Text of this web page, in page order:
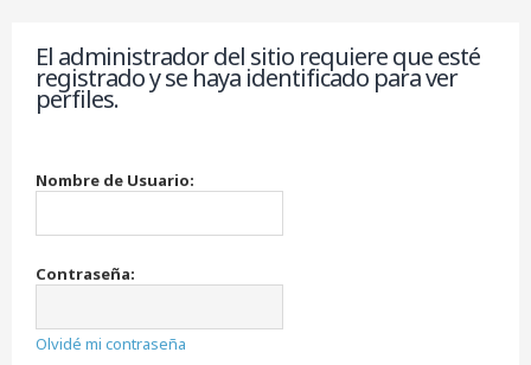
El administrador del sitio requiere que esté
registrado y se haya identificado para ver
perfiles.
Nombre de Usuario:
Contraseña:
Olvidé mi contraseña